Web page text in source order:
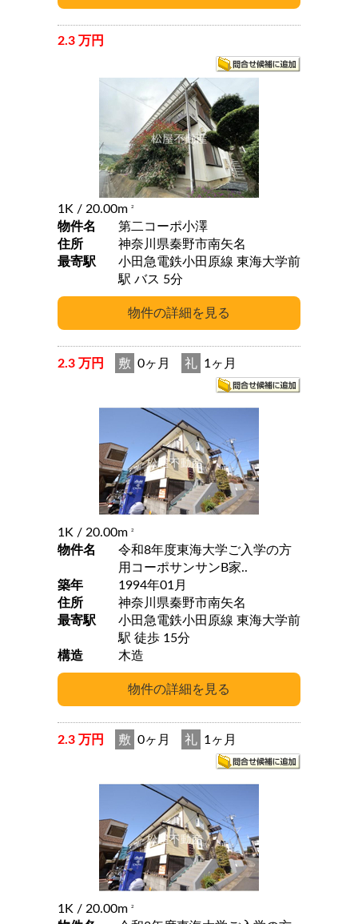
2.3 万円
1K / 20.00m 2
物件名
第二コーポ小澤
住所
神奈川県秦野市南矢名
最寄駅
小田急電鉄小田原線 東海大学前
駅 バス 5分
2.3 万円 敷 0ヶ月 礼 1ヶ月
1K / 20.00m 2
物件名
令和8年度東海大学ご入学の方
用コーポサンサンB家..
築年
1994年01月
住所
神奈川県秦野市南矢名
最寄駅
小田急電鉄小田原線 東海大学前
駅 徒歩 15分
構造
木造
2.3 万円 敷 0ヶ月 礼 1ヶ月
1K / 20.00m 2